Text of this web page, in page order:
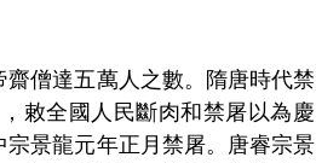
僧達五萬人之數。隋唐時代禁
敕全國人民斷肉和禁屠以為慶
景龍元年正月禁屠。唐睿宗景